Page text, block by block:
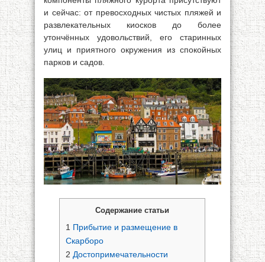
и сейчас: от превосходных чистых пляжей и
развлекательных киосков до более
утончённых удовольствий, его старинных
улиц и приятного окружения из спокойных
парков и садов.
Содержание статьи
1 Прибытие и размещение в
Скарборо
2 Достопримечательности